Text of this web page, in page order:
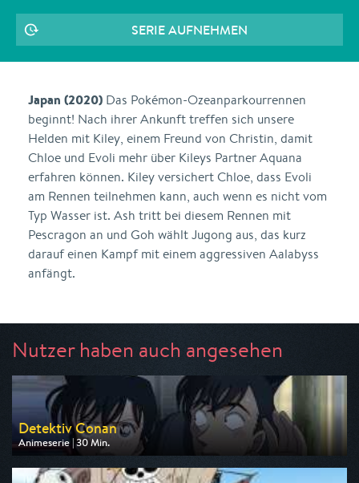
SERIE AUFNEHMEN
Japan (2020) Das Pokémon-Ozeanparkourrennen
beginnt! Nach ihrer Ankunft treffen sich unsere
Helden mit Kiley, einem Freund von Christin, damit
Chloe und Evoli mehr über Kileys Partner Aquana
erfahren können. Kiley versichert Chloe, dass Evoli
am Rennen teilnehmen kann, auch wenn es nicht vom
Typ Wasser ist. Ash tritt bei diesem Rennen mit
Pescragon an und Goh wählt Jugong aus, das kurz
darauf einen Kampf mit einem aggressiven Aalabyss
anfängt.
Nutzer haben auch angesehen
Detektiv Conan
Animeserie | 30 Min.
Ausgestrahlt von Pro 7 Maxx
am 10.08.2026, 17:35